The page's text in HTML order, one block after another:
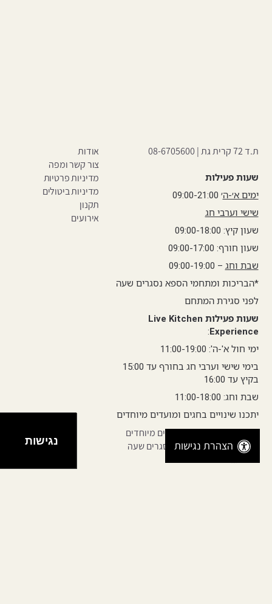
ת.ד 72 קרית גת |
שעות פעילות
ימים א׳-ה׳ 09:00-21:00
שישי וערבי חג
שעון קיץ: 09:00-18:00
שעון חורף: 09:00-17:00
שבת וחג – 09:00-19:00
*הבריכות ומתחמי הספא נסגרים שעה
לפני סגירת המתחם
שעות פעילות Live Kitchen
Experience
:
ימי חול א'-ה': 11:00-19:00
בימי שישי וערבי חג בחורף עד 15:00
בקיץ עד 16:00
שבת וחג: 11:00-18:00
יתכנו שינויים בחגים ומועדים מיוחדים
יתכנו שינויים בחגים ומועדים מיוחדים
הבריכות ומתחמי הספא נסגרים שעה
אודות
צור קשר ומפה
מדיניות פרטיות
מדיניות ביטולים
תקנון
אירועים
הצהרת נגישות נגישות